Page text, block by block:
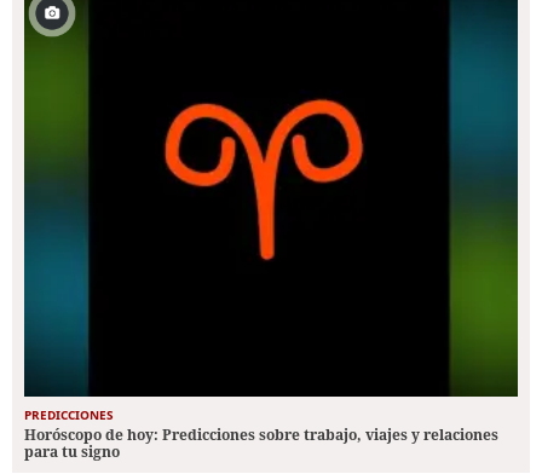
PREDICCIONES
Horóscopo de hoy: Predicciones sobre trabajo, viajes y relaciones
para tu signo